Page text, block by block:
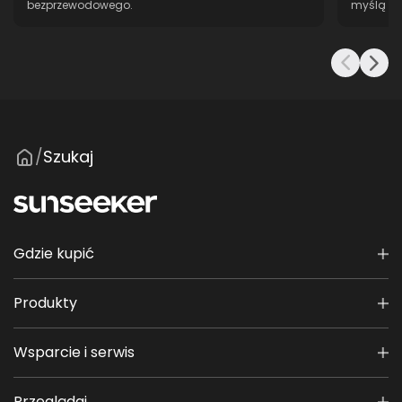
bezprzewodowego.
myślą o
/Szukaj
Gdzie kupić
Produkty
Wsparcie i serwis